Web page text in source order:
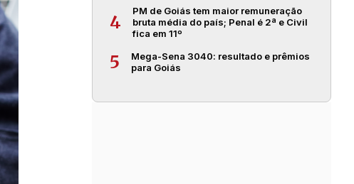
4
PM de Goiás tem maior remuneração
bruta média do país; Penal é 2ª e Civil
fica em 11º
5
Mega-Sena 3040: resultado e prêmios
para Goiás